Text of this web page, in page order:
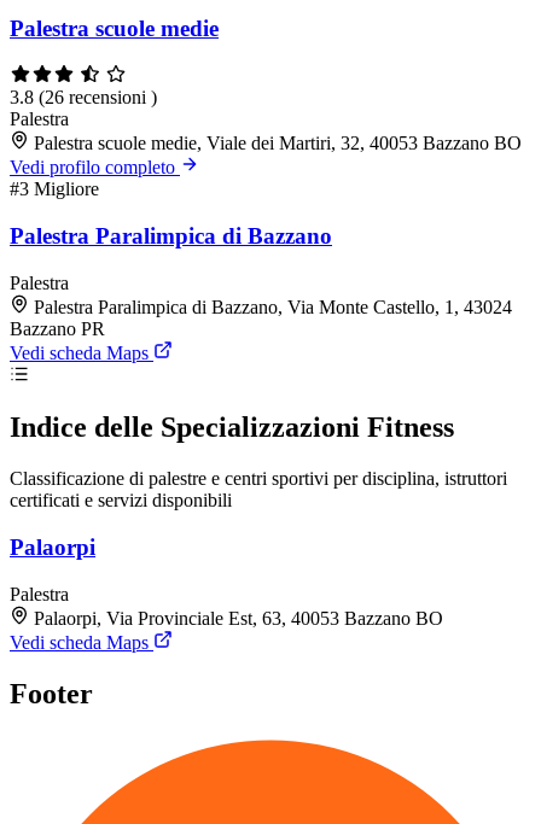
Palestra scuole medie
3.8 (26 recensioni )
Palestra
Palestra scuole medie, Viale dei Martiri, 32, 40053 Bazzano BO
Vedi profilo completo
#3 Migliore
Palestra Paralimpica di Bazzano
Palestra
Palestra Paralimpica di Bazzano, Via Monte Castello, 1, 43024
Bazzano PR
Vedi scheda Maps
Indice delle Specializzazioni Fitness
Classificazione di palestre e centri sportivi per disciplina, istruttori
certificati e servizi disponibili
Palaorpi
Palestra
Palaorpi, Via Provinciale Est, 63, 40053 Bazzano BO
Vedi scheda Maps
Footer